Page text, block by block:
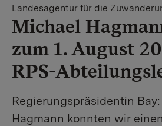
Landesagentur für die
Michael
zum 1. August
RPS-
Regierungspräsidentin
Hagmann konnten wir